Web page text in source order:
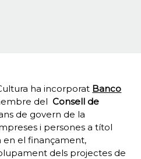
ha incorporat Banco
delConsell de
de govern de la
i persones a títol
en el finançament,
dels projectes de